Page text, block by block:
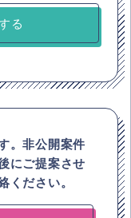
る
。非公開案件
にご提案させ
ください。